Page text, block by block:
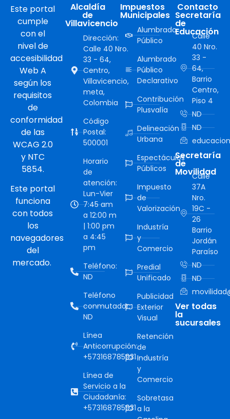
Este portal
cumple
con el
nivel de
accesibilidad
Web A
según los
requisitos
de
conformidad
de las
WCAG 2.0
y NTC
5854.
Este portal
funciona
con todos
los
navegadores
del
mercado.
Alcaldía
de
Villavicencio
Dirección:
Calle 40 Nro.
33 - 64,
Centro,
Villavicencio,
meta,
Colombia
Código
Postal:
500001
Horario
de
atención:
Lun-Vier
7:45 am
a 12:00 m
| 1:00 pm
a 4:45
pm
Teléfono:
ND
Teléfono
conmutador:
ND
Línea
Anticorrupción:
+573168785931
Línea de
Servicio a la
Ciudadanía:
+573168785931
Impuestos
Municipales
Alumbrado
Público
Alumbrado
Público
Declarativo
Contribución
Plusvalía
Delineación
Urbana
Espectáculos
Públicos
Impuesto
de
Valorización
Industría
y
Comercio
Predial
Unificado
Publicidad
Exterior
Visual
Retención
de
Industría
y
Comercio
Sobretasa
a la
Contacto
Secretaría
de
Educación
Calle
40 Nro.
33 -
64,
Barrio
Centro,
Piso 4
ND
ND
Secretaría
de
Movilidad
Calle
37A
Nro.
19C -
26
Barrio
Jordán
Paraíso
ND
ND
Ver todas
la
sucursales